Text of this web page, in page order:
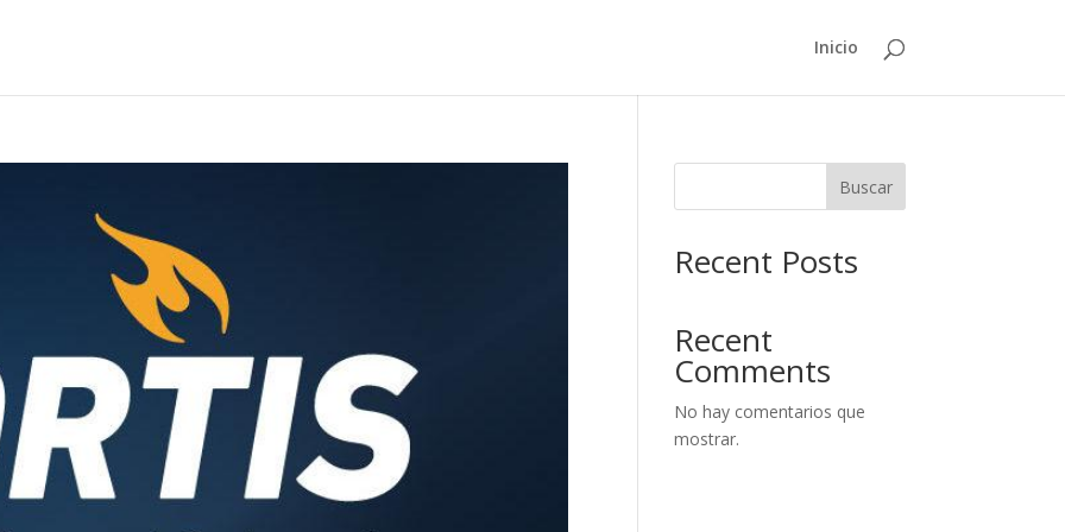
Inicio
Buscar
Recent Posts
Recent
Comments
No hay comentarios que
mostrar.